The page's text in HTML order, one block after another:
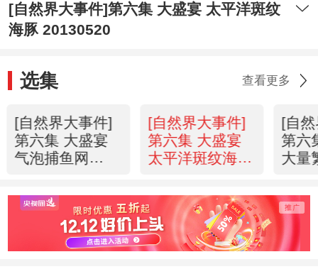
[自然界大事件]第六集 大盛宴 太平洋斑纹
海豚 20130520
选集 查看更多
[自然界大事件]
第六集 大盛宴
气泡捕鱼网
[自然界大事件]
第六集 大盛宴
太平洋斑纹海豚
[自
第六
大量